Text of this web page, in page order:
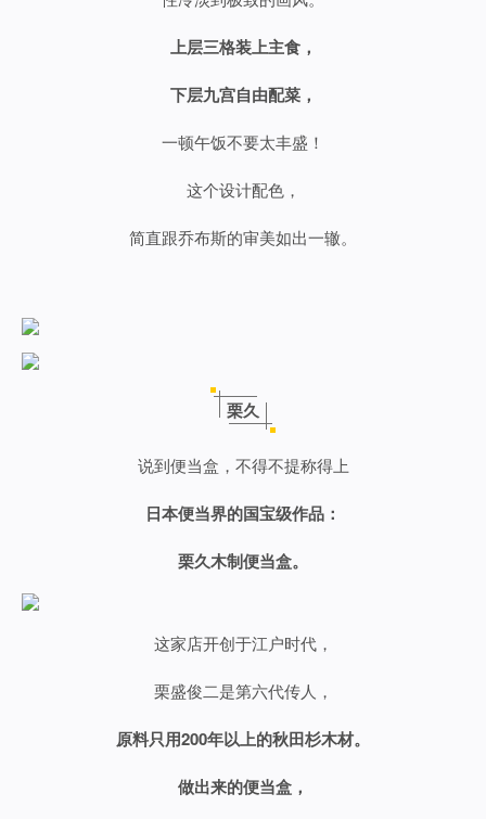
上层三格装上主食，
下层九宫自由配菜，
一顿午饭不要太丰盛！
这个设计配色，
简直跟乔布斯的审美如出一辙。
栗久
说到便当盒，不得不提称得上
日本便当界的国宝级作品：
栗久木制便当盒。
这家店开创于江户时代，
栗盛俊二是第六代传人，
原料只用200年以上的秋田杉木材。
做出来的便当盒，